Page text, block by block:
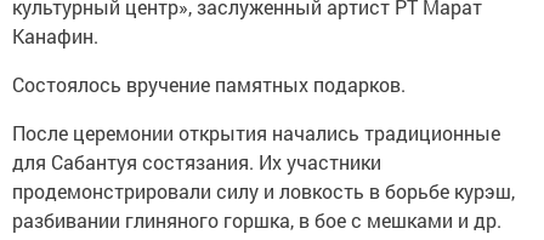
культурный центр», заслуженный артист РТ Марат
Канафин.
Состоялось вручение памятных подарков.
После церемонии открытия начались традиционные
для Сабантуя состязания. Их участники
продемонстрировали силу и ловкость в борьбе курэш,
разбивании глиняного горшка, в бое с мешками и др.